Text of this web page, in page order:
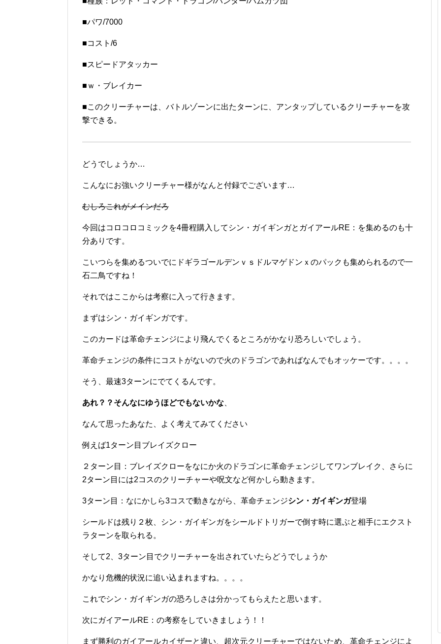
■パワ/7000
■コスト/6
■スピードアタッカー
■ｗ・ブレイカー
■このクリーチャーは、バトルゾーンに出たターンに、アンタップしているクリーチャーを攻
撃できる。
どうでしょうか…
こんなにお強いクリーチャー様がなんと付録でございます…
むしろこれがメインだろ
今回はコロコロコミックを4冊程購入してシン・ガイギンガとガイアールRE：を集めるのも十
分ありです。
こいつらを集めるついでにドギラゴールデンｖｓドルマゲドンｘのパックも集められるので一
石二鳥ですね！
それではここからは考察に入って行きます。
まずはシン・ガイギンガです。
このカードは革命チェンジにより飛んでくるところがかなり恐ろしいでしょう。
革命チェンジの条件にコストがないので火のドラゴンであればなんでもオッケーです。。。。
そう、最速3ターンにでてくるんです。
あれ？？そんなにゆうほどでもないかな
なんて思ったあなた、よく考えてみてください
例えば1ターン目ブレイズクロー
２ターン目：ブレイズクローをなにか火のドラゴンに革命チェンジしてワンブレイク、さらに
2ターン目には2コスのクリーチャーや呪文など何かしら動きます。
3ターン目：なにかしら3コスで動きながら、革命チェンジシン・ガイギンガ登場
シールドは残り２枚、シン・ガイギンガをシールドトリガーで倒す時に選ぶと相手にエクスト
ラターンを取られる。
そして2、3ターン目でクリーチャーを出されていたらどうでしょうか
かなり危機的状況に追い込まれますね。。。。
これでシン・ガイギンガの恐ろしさは分かってもらえたと思います。
次にガイアールRE：の考察をしていきましょう！！
まず勝利のガイアールカイザーと違い、超次元クリーチャーではないため、革命チェンジによ